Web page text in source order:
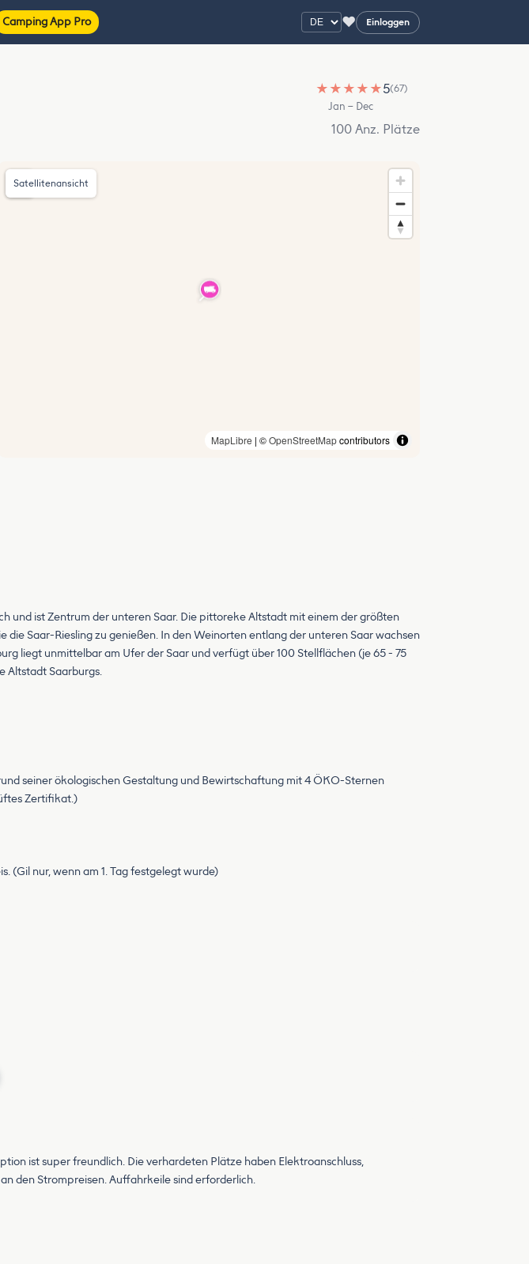
Camping App Pro ♥ Einloggen
★ ★ ★ ★ ★5(67)
Jan – Dec
100 Anz. Plätze
MapLibre | ©OpenStreetMapcontributors
Satellitenansicht
und ist Zentrum der unteren Saar. Die pittoreke Altstadt mit einem der größten
Saar-Riesling zu genießen. In den Weinorten entlang der unteren Saar wachsen
liegt unmittelbar am Ufer der Saar und verfügt über 100 Stellflächen (je 65 - 75
Altstadt Saarburgs.
seiner ökologischen Gestaltung und Bewirtschaftung mit 4 ÖKO-Sternen
Zertifikat.)
(Gil nur, wenn am 1. Tag festgelegt wurde)
ist super freundlich. Die verhardeten Plätze haben Elektroanschluss,
den Strompreisen. Auffahrkeile sind erforderlich.